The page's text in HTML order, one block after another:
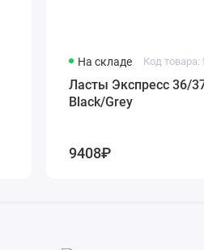
На складе Код товара:
Ласты Экспресс 36/
Black/Grey
9408₽